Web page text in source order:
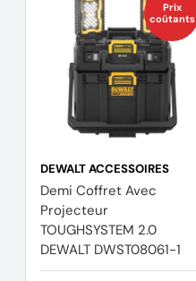
Prix
coûtants
DEWALT ACCESSOIRES
Demi Coffret Avec
Projecteur
TOUGHSYSTEM 2.0
DEWALT DWST08061-1